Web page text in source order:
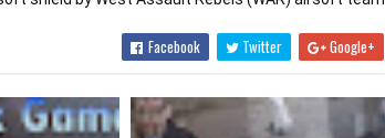
Facebook Twitter Google+